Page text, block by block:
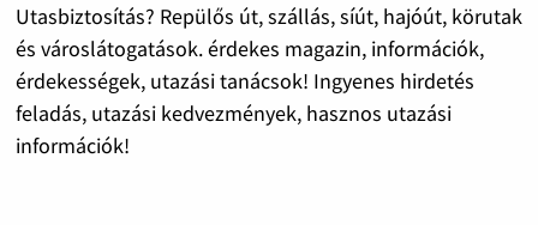
Utasbiztosítás? Repülős út, szállás, síút, hajóút, körutak
és városlátogatások. érdekes magazin, információk,
érdekességek, utazási tanácsok! Ingyenes hirdetés
feladás, utazási kedvezmények, hasznos utazási
információk!